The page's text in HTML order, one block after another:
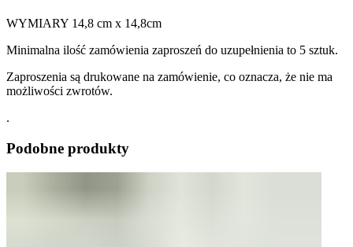
WYMIARY 14,8 cm x 14,8cm
Minimalna ilość zamówienia zaproszeń do uzupełnienia to 5 sztuk.
Zaproszenia są drukowane na zamówienie, co oznacza, że nie ma
możliwości zwrotów.
.
Podobne produkty